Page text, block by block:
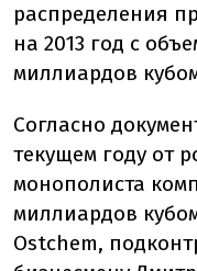
распределения
на 2013 год с
миллиардов
Согласно
текущем году от
монополиста
миллиардов
Ostchem,